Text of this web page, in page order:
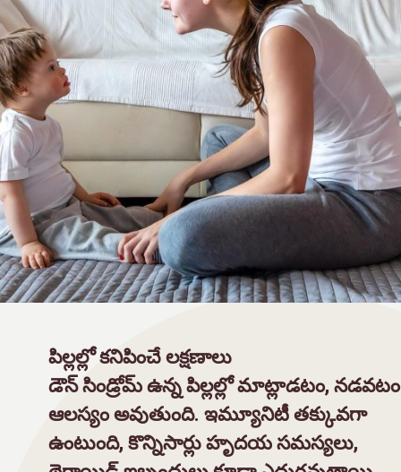
పిల్లల్లో కనిపించే లక్షణాలు
డౌన్ సిండ్రోమ్ ఉన్న పిల్లల్లో మాట్లాడటం, నడవటం
ఆలస్యం అవుతుంది. ఇమ్యూనిటీ తక్కువగా
ఉంటుంది, కొన్నిసార్లు హృదయ సమస్యలు,